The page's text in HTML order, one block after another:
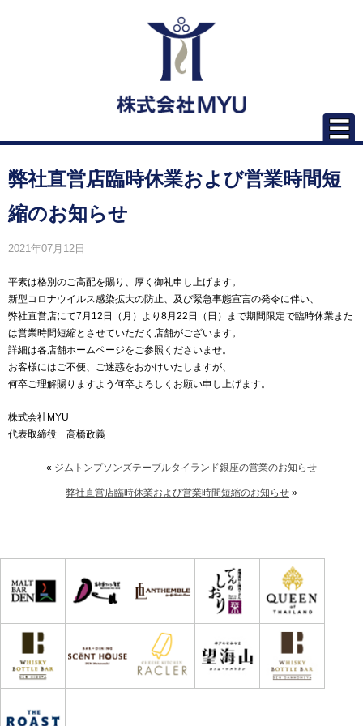
弊社直営店臨時休業および営業時間短
縮のお知らせ
2021年07月12日
平素は格別のご高配を賜り、厚く御礼申し上げます。
新型コロナウイルス感染拡大の防止、及び緊急事態宣言の発令に伴い、
弊社直営店にて7月12日（月）より8月22日（日）まで期間限定で臨時休業また
は営業時間短縮とさせていただく店舗がございます。
詳細は各店舗ホームページをご参照くださいませ。
お客様にはご不便、ご迷惑をおかけいたしますが、
何卒ご理解賜りますよう何卒よろしくお願い申し上げます。
株式会社MYU
代表取締役 高橋政義
« ジムトンプソンズテーブルタイランド銀座の営業のお知らせ
弊社直営店臨時休業および営業時間短縮のお知らせ »